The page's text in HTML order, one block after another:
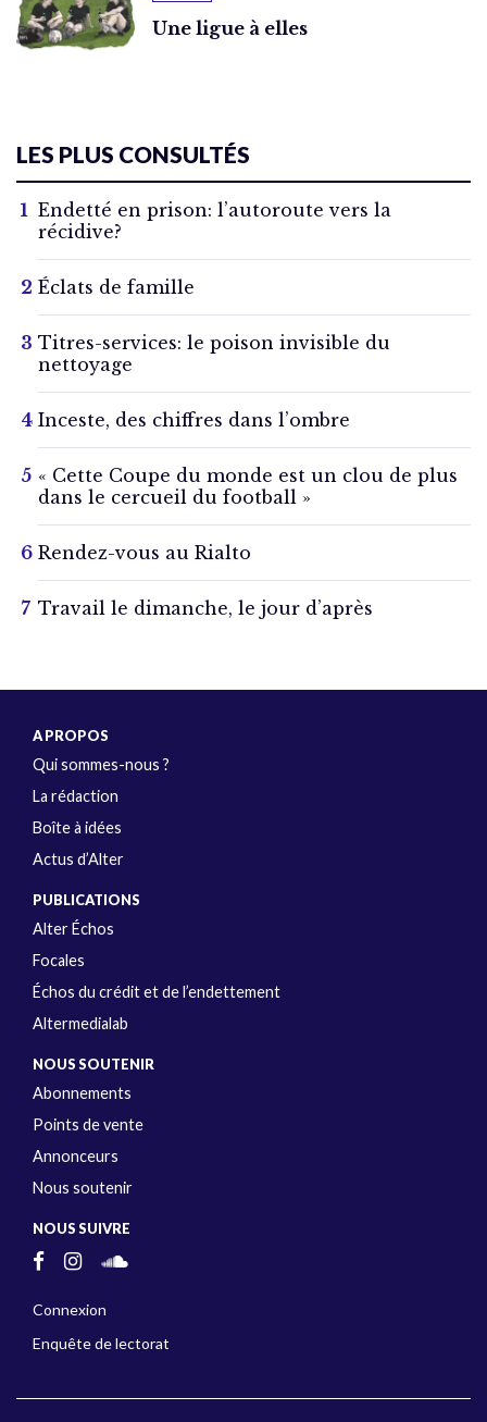
Une ligue à elles
LES PLUS CONSULTÉS
Endetté en prison: l’autoroute vers la
récidive?
Éclats de famille
Titres-services: le poison invisible du
nettoyage
Inceste, des chiffres dans l’ombre
« Cette Coupe du monde est un clou de plus
dans le cercueil du football »
Rendez-vous au Rialto
Travail le dimanche, le jour d’après
A PROPOS
Qui sommes-nous ?
La rédaction
Boîte à idées
Actus d’Alter
PUBLICATIONS
Alter Échos
Focales
Échos du crédit et de l’endettement
Altermedialab
NOUS SOUTENIR
Abonnements
Points de vente
Annonceurs
Nous soutenir
NOUS SUIVRE
Connexion
Enquête de lectorat